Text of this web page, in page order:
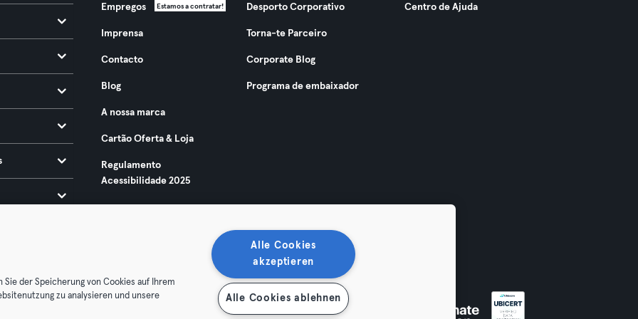
Empregos Estamos a contratar!
Imprensa
Contacto
Blog
A nossa marca
Cartão Oferta & Loja
Regulamento
Acessibilidade 2025
Desporto Corporativo
Torna-te Parceiro
Corporate Blog
Programa de embaixador
Centro de Ajuda
Rescindir contratos aqui
der Speicherung von Cookies auf Ihrem
zu analysieren und unsere
Alle Cookies
akzeptieren
Alle Cookies ablehnen